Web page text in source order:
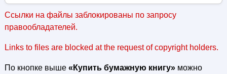
Ссылки на файлы заблокированы по запросу
правообладателей.
Links to files are blocked at the request of copyright holders.
По кнопке выше «Купить бумажную книгу»можно